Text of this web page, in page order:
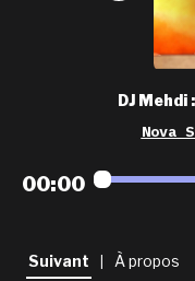
fréquences
nova aime
les grilles
playlists
newsletter
DJ
Nova
00:00
Suivant À propos